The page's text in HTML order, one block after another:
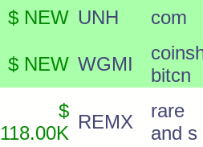
$ NEW UNH
com
$ NEW WGMI
bitcn
$
118.00K
REMX
rare
and s